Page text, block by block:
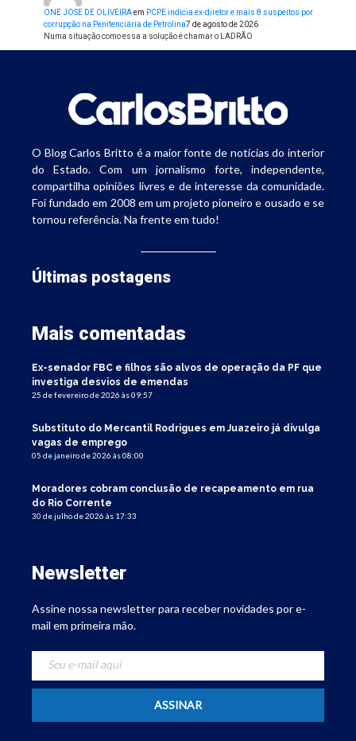
ONE JOSE DE OLIVEIRAem PCPE indicia ex-diretor e mais 8 suspeitos por
corrupção na Penitenciária de Petrolina7 de agosto de 2026
Numa situação como essa a solução é chamar o LADRÃO
O Blog Carlos Britto é a maior fonte de notícias do interior
do Estado. Com um jornalismo forte, independente,
compartilha opiniões livres e de interesse da comunidade.
Foi fundado em 2008 em um projeto pioneiro e ousado e se
tornou referência. Na frente em tudo!
Últimas postagens
Mais comentadas
Ex-senador FBC e filhos são alvos de operação da PF que
investiga desvios de emendas
25 de fevereiro de 2026 às 09:57
Substituto do Mercantil Rodrigues em Juazeiro já divulga
vagas de emprego
05 de janeiro de 2026 às 08:00
Moradores cobram conclusão de recapeamento em rua
do Rio Corrente
30 de julho de 2026 às 17:33
Newsletter
Assine nossa newsletter para receber novidades por e-
mail em primeira mão.